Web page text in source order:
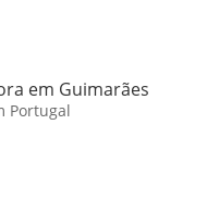
em Guimarães
Portugal